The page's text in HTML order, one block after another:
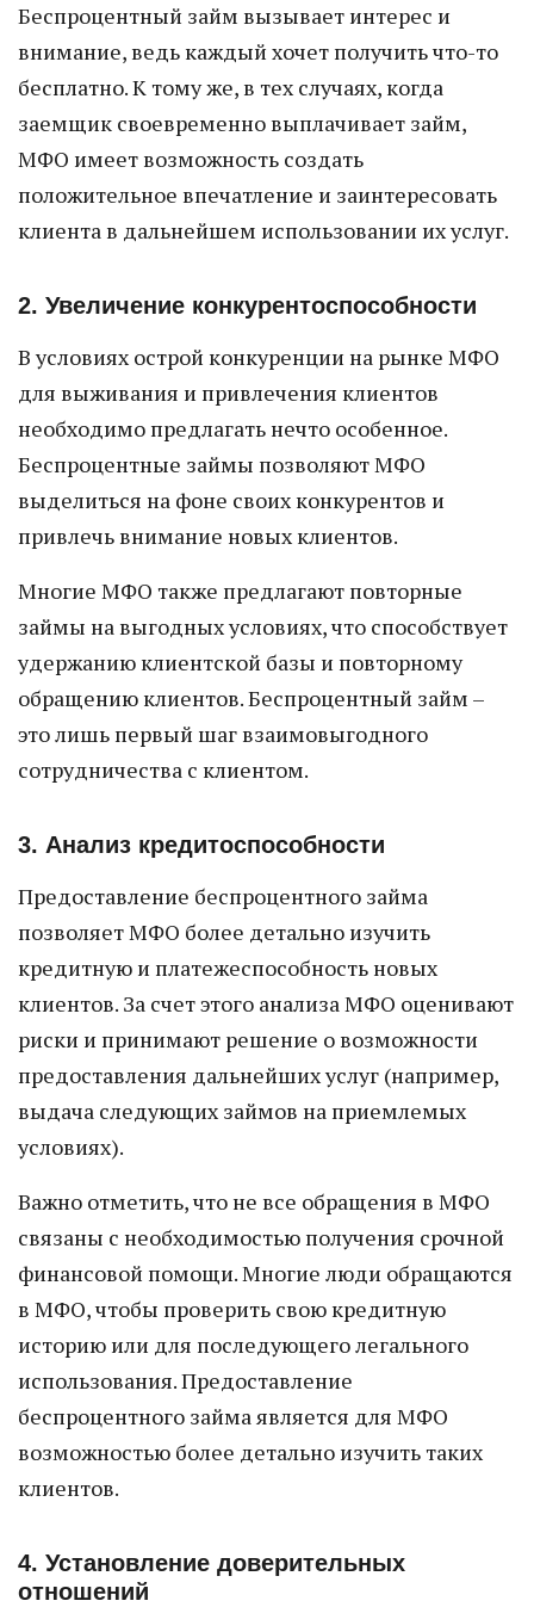
Беспроцентный займ вызывает интерес и
внимание, ведь каждый хочет получить что-то
бесплатно. К тому же, в тех случаях, когда
заемщик своевременно выплачивает займ,
МФО имеет возможность создать
положительное впечатление и заинтересовать
клиента в дальнейшем использовании их услуг.
2. Увеличение конкурентоспособности
В условиях острой конкуренции на рынке МФО
для выживания и привлечения клиентов
необходимо предлагать нечто особенное.
Беспроцентные займы позволяют МФО
выделиться на фоне своих конкурентов и
привлечь внимание новых клиентов.
Многие МФО также предлагают повторные
займы на выгодных условиях, что способствует
удержанию клиентской базы и повторному
обращению клиентов. Беспроцентный займ –
это лишь первый шаг взаимовыгодного
сотрудничества с клиентом.
3. Анализ кредитоспособности
Предоставление беспроцентного займа
позволяет МФО более детально изучить
кредитную и платежеспособность новых
клиентов. За счет этого анализа МФО оценивают
риски и принимают решение о возможности
предоставления дальнейших услуг (например,
выдача следующих займов на приемлемых
условиях).
Важно отметить, что не все обращения в МФО
связаны с необходимостью получения срочной
финансовой помощи. Многие люди обращаются
в МФО, чтобы проверить свою кредитную
историю или для последующего легального
использования. Предоставление
беспроцентного займа является для МФО
возможностью более детально изучить таких
клиентов.
4. Установление доверительных
отношений